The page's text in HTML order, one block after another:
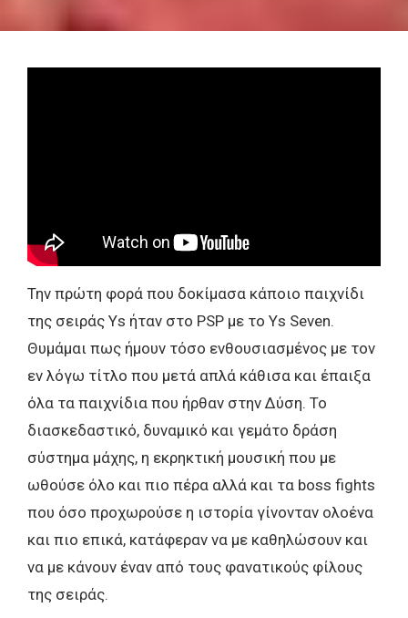
Την πρώτη φορά που δοκίμασα κάποιο παιχνίδι
της σειράς Ys ήταν στο PSP με το Ys Seven.
Θυμάμαι πως ήμουν τόσο ενθουσιασμένος με τον
εν λόγω τίτλο που μετά απλά κάθισα και έπαιξα
όλα τα παιχνίδια που ήρθαν στην Δύση. Το
διασκεδαστικό, δυναμικό και γεμάτο δράση
σύστημα μάχης, η εκρηκτική μουσική που με
ωθούσε όλο και πιο πέρα αλλά και τα boss fights
που όσο προχωρούσε η ιστορία γίνονταν ολοένα
και πιο επικά, κατάφεραν να με καθηλώσουν και
να με κάνουν έναν από τους φανατικούς φίλους
της σειράς.